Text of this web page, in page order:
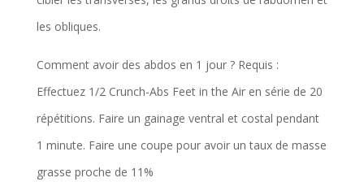
les obliques.
Comment avoir des abdos en 1 jour ? Requis :
Effectuez 1/2 Crunch-Abs Feet in the Air en série de 20
répétitions. Faire un gainage ventral et costal pendant
1 minute. Faire une coupe pour avoir un taux de masse
grasse proche de 11%